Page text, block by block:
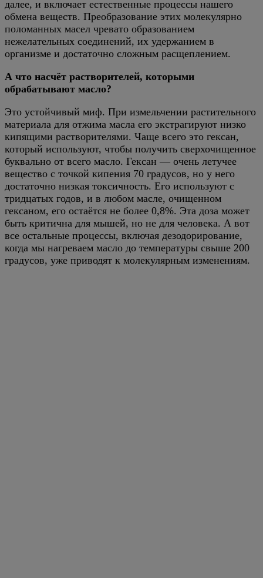
далее, и включает естественные процессы нашего
обмена веществ. Преобразование этих молекулярно
поломанных масел чревато образованием
нежелательных соединений, их удержанием в
организме и достаточно сложным расщеплением.
А что насчёт растворителей, которыми
обрабатывают масло?
Это устойчивый миф. При измельчении растительного
материала для отжима масла его экстрагируют низко
кипящими растворителями. Чаще всего это гексан,
который используют, чтобы получить сверхочищенное
буквально от всего масло. Гексан — очень летучее
вещество с точкой кипения 70 градусов, но у него
достаточно низкая токсичность. Его используют с
тридцатых годов, и в любом масле, очищенном
гексаном, его остаётся не более 0,8%. Эта доза может
быть критична для мышей, но не для человека. А вот
все остальные процессы, включая дезодорирование,
когда мы нагреваем масло до температуры свыше 200
градусов, уже приводят к молекулярным изменениям.